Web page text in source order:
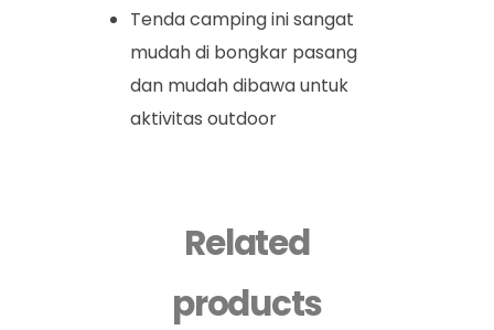
Tenda camping ini sangat
mudah di bongkar pasang
dan mudah dibawa untuk
aktivitas outdoor
Related
products